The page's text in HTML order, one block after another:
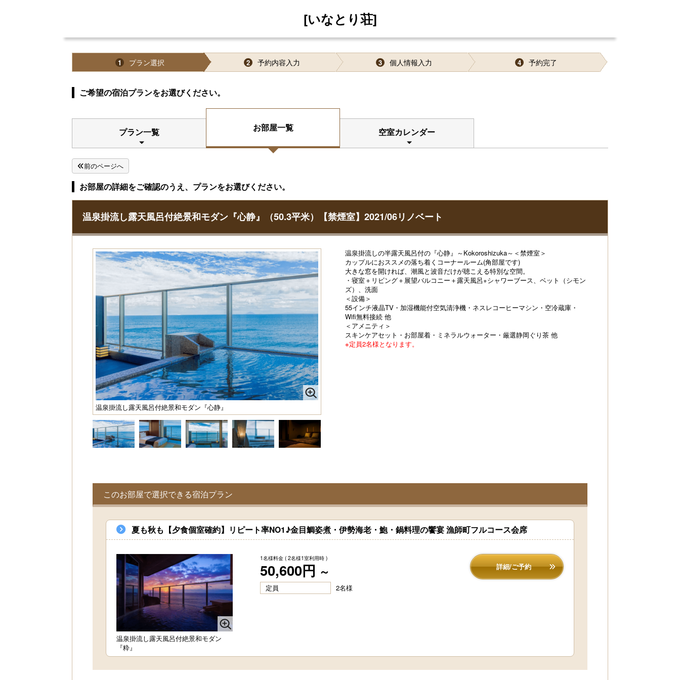
[いなとり荘]
1 プラン選択 2 予約内容入力 3 個人情報入力 4 予約完了
ご希望の宿泊プランをお選びください。
プラン一覧 お部屋一覧 空室カレンダー
前のページへ
お部屋の詳細をご確認のうえ、プランをお選びください。
温泉掛流し露天風呂付絶景和モダン『心静』（50.3平米）【禁煙室】2021/06リノベート
温泉掛流し露天風呂付絶景和モダン『心静』
温泉掛流しの半露天風呂付の『心静』～Kokoroshizuka～＜禁煙室＞
カップルにおススメの落ち着くコーナールーム(角部屋です)
大きな窓を開ければ、潮風と波音だけが聴こえる特別な空間。
・寝室＋リビング＋展望バルコニー＋露天風呂+シャワーブース、ベット（シモン
ズ）、洗面
＜設備＞
55インチ液晶TV・加湿機能付空気清浄機・ネスレコーヒーマシン・空冷蔵庫・
Wifi無料接続 他
＜アメニティ＞
スキンケアセット・お部屋着・ミネラルウォーター・厳選静岡ぐり茶 他
※定員2名様となります。
このお部屋で選択できる宿泊プラン
夏も秋も【夕食個室確約】リピート率NO1♪金目鯛姿煮・伊勢海老・鮑・鍋料理の饗宴 漁師町フルコース会席
温泉掛流し露天風呂付絶景和モダン
『粋』
1名様料金 ( 2名様1室利用時 )
50,600円 ～ 詳細/ご予約
定員 2名様